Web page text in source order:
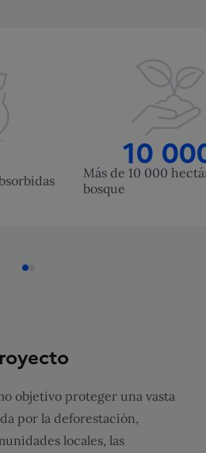
10
Más de 10 000
bosque
objetivo proteger una vasta
por la deforestación,
locales, las